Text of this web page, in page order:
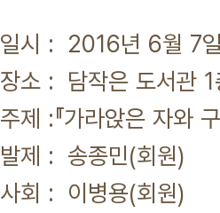
일시 : 2016년 6월 7
장소 : 담작은 도서관
주제 :『가라앉은 자와
발제 : 송종민(회원)
사회 : 이병용(회원)